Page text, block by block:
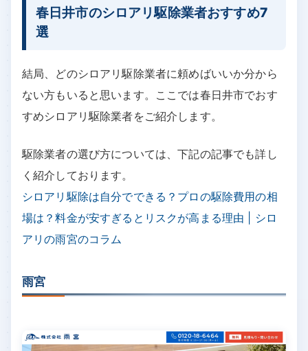
春日井市のシロアリ駆除業者おすすめ7
選
結局、どのシロアリ駆除業者に頼めばいいか分から
ない方もいると思います。ここでは春日井市でおす
すめシロアリ駆除業者をご紹介します。
駆除業者の選び方については、下記の記事でも詳し
く紹介しております。
シロアリ駆除は自分でできる？プロの駆除費用の相
場は？料金が安すぎるとリスクが高まる理由 | シロ
アリの雨宮のコラム
雨宮